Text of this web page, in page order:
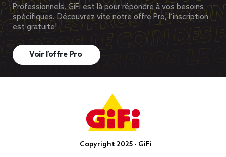
Professionnels, GiFi est là pour répondre à vos besoins
spécifiques. Découvrez vite notre offre Pro, l’inscription
est gratuite!
Voir l’offre Pro
Copyright 2025 - GiFi